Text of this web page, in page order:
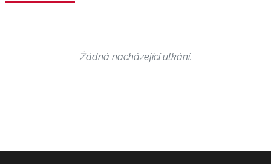
Žádná nacházející utkání.